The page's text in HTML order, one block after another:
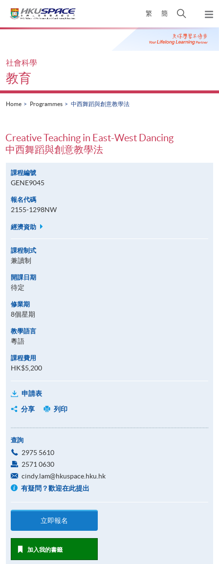
繁 簡
Open
search
panel
Main
社會科學
教育
Home Programmes 中西舞蹈與創意教學法
Creative Teaching in East-West Dancing
中西舞蹈與創意教學法
課程編號
GENE9045
報名代碼
2155-1298NW
經濟資助
課程制式
兼讀制
開課日期
待定
修業期
8個星期
教學語言
粵語
課程費用
HK$5,200
申請表
分享
列印
查詢
2975 5610
2571 0630
cindy.lam@hkuspace.hku.hk
有疑問？歡迎在此提出
立即報名
加入我的書籤